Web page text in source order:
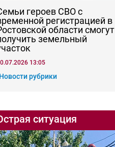
героев СВО с
регистрацией в
области смогут
земельный
13:05
Новости рубрики
ситуация